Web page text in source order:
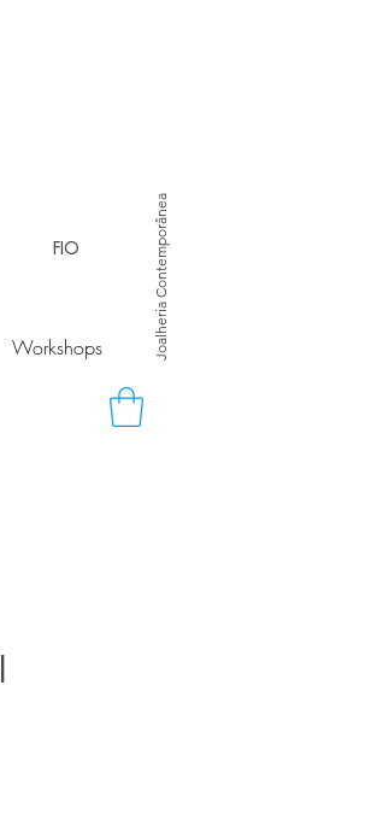
Joalheria Contemporânea
FIO
Workshops